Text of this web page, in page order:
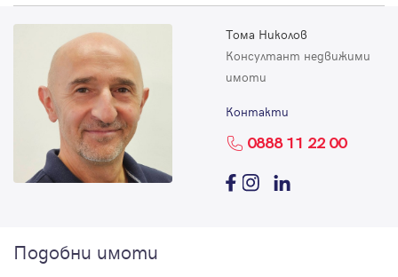
Тома Николов
Консултант недвижими
имоти
Контакти
0888 11 22 00
Подобни имоти